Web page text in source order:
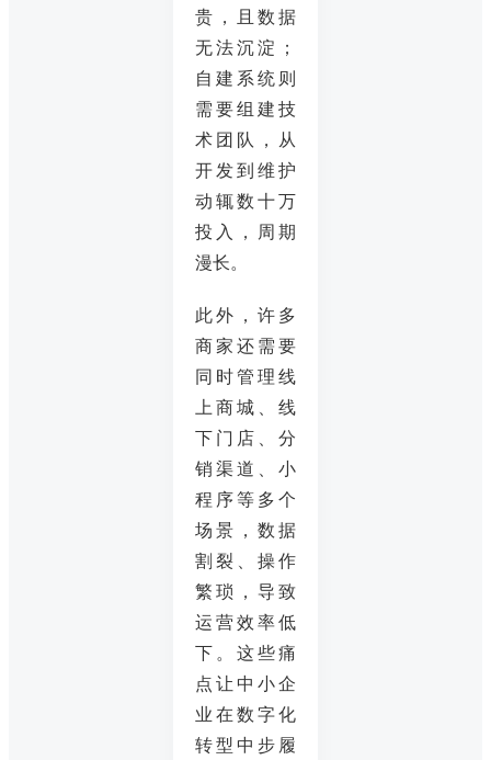
贵，且数据
无法沉淀；
自建系统则
需要组建技
术团队，从
开发到维护
动辄数十万
投入，周期
漫长。
此外，许多
商家还需要
同时管理线
上商城、线
下门店、分
销渠道、小
程序等多个
场景，数据
割裂、操作
繁琐，导致
运营效率低
下。这些痛
点让中小企
业在数字化
转型中步履